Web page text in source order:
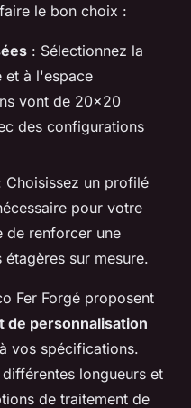
le bon choix :
: Sélectionnez la
et à l'espace
vont de 20x20
des configurations
Choisissez un profilé
pour votre
de renforcer une
sur mesure.
Fer Forgé proposent
de personnalisation
vos spécifications.
longueurs et
de traitement de